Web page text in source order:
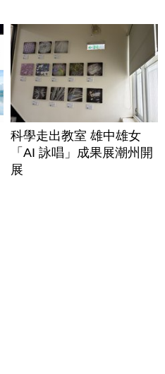
科學走出教室 雄中雄女
「AI 詠唱」成果展潮州開
展